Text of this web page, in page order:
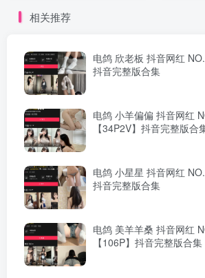
相关推荐
电鸽 欣老板 抖音网红
抖音完整版合集
电鸽 小羊偏偏 抖音网红
【34P2V】抖音完整版合
电鸽 小星星 抖音网红
抖音完整版合集
电鸽 美羊羊桑 抖音网红
【106P】抖音完整版合集